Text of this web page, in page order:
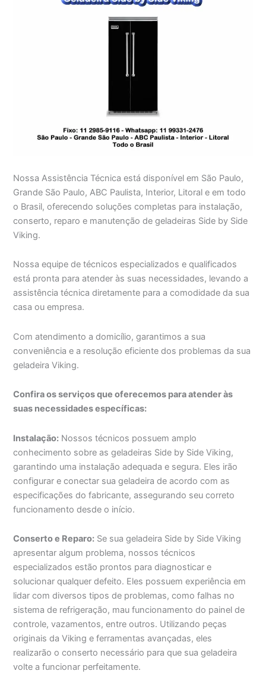
Nossa Assistência Técnica está disponível em São Paulo,
Grande São Paulo, ABC Paulista, Interior, Litoral e em todo
o Brasil, oferecendo soluções completas para instalação,
conserto, reparo e manutenção de geladeiras Side by Side
Viking.
Nossa equipe de técnicos especializados e qualificados
está pronta para atender às suas necessidades, levando a
assistência técnica diretamente para a comodidade da sua
casa ou empresa.
Com atendimento a domicílio, garantimos a sua
conveniência e a resolução eficiente dos problemas da sua
geladeira Viking.
Confira os serviços que oferecemos para atender às
suas necessidades específicas:
Instalação: Nossos técnicos possuem amplo
conhecimento sobre as geladeiras Side by Side Viking,
garantindo uma instalação adequada e segura. Eles irão
configurar e conectar sua geladeira de acordo com as
especificações do fabricante, assegurando seu correto
funcionamento desde o início.
Conserto e Reparo: Se sua geladeira Side by Side Viking
apresentar algum problema, nossos técnicos
especializados estão prontos para diagnosticar e
solucionar qualquer defeito. Eles possuem experiência em
lidar com diversos tipos de problemas, como falhas no
sistema de refrigeração, mau funcionamento do painel de
controle, vazamentos, entre outros. Utilizando peças
originais da Viking e ferramentas avançadas, eles
realizarão o conserto necessário para que sua geladeira
volte a funcionar perfeitamente.